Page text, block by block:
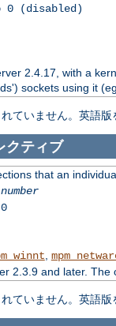
0 (disabled)
2.4.17, with a
sockets using it
ていません。英語版
クティブ
that an
number
2.3.9 and later. The
ていません。英語版